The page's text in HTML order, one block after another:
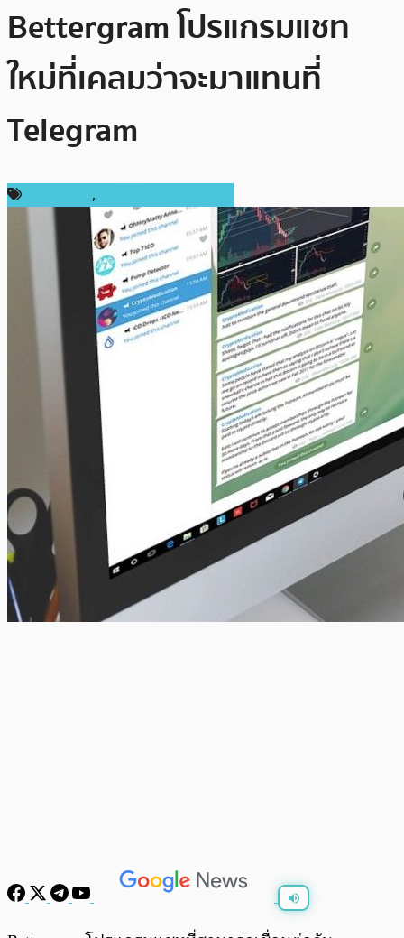
Bettergram โปรแกรมแชท
ใหม่ที่เคลมว่าจะมาแทนที่
Telegram
,
พร้อมเล่น 0:00